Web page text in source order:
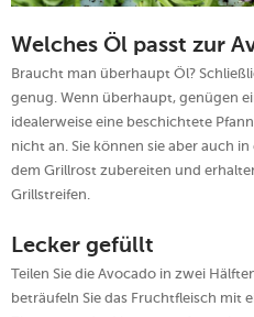
Welches Öl passt zur
Braucht man überhaupt Öl?
genug. Wenn überhaupt, genügen
idealerweise eine beschichtete
nicht an. Sie können sie aber auch
dem Grillrost zubereiten und
Grillstreifen.
Lecker gefüllt
Teilen Sie die Avocado in zwei
beträufeln Sie das Fruchtfleisch mit